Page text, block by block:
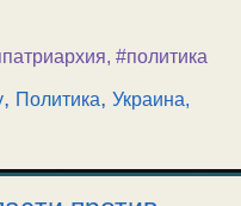
, #политика
, Политика,Украина,